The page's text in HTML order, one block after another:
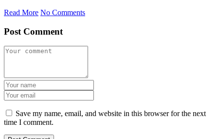
Read More No Comments
Post Comment
Save my name, email, and website in this browser for the next
time I comment.